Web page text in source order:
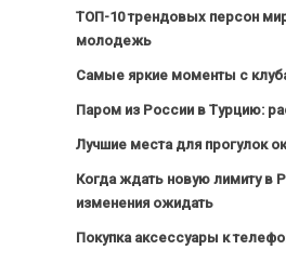
ТОП-10 трендовых персон
молодежь
Самые яркие моменты с
Паром из России в Турцию:
Лучшие места для прогулок
Когда ждать новую лимиту в
изменения ожидать
Покупка аксессуары к